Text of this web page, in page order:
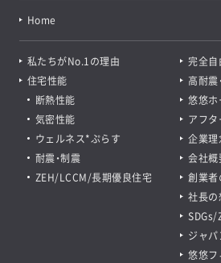
Home
私たちがNo.1の理由
完全自
住宅性能
断熱性能
気密性能
ウェルネス*ぷらす
耐震・制震
ZEH/LCCM/長期優良住宅
高耐震
悠悠
アフタ
企業理
会社概
創業者
社長の
SDGs/
ジャ
悠悠フ